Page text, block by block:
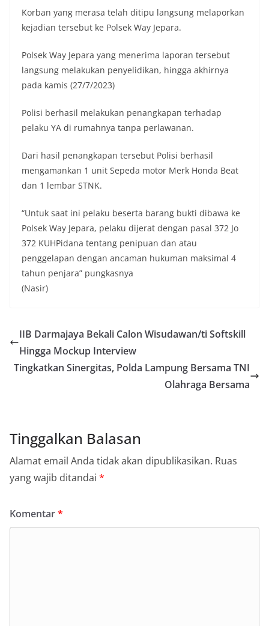
Korban yang merasa telah ditipu langsung melaporkan
kejadian tersebut ke Polsek Way Jepara.
Polsek Way Jepara yang menerima laporan tersebut
langsung melakukan penyelidikan, hingga akhirnya
pada kamis (27/7/2023)
Polisi berhasil melakukan penangkapan terhadap
pelaku YA di rumahnya tanpa perlawanan.
Dari hasil penangkapan tersebut Polisi berhasil
mengamankan 1 unit Sepeda motor Merk Honda Beat
dan 1 lembar STNK.
“Untuk saat ini pelaku beserta barang bukti dibawa ke
Polsek Way Jepara, pelaku dijerat dengan pasal 372 Jo
372 KUHPidana tentang penipuan dan atau
penggelapan dengan ancaman hukuman maksimal 4
tahun penjara” pungkasnya
(Nasir)
IIB Darmajaya Bekali Calon Wisudawan/ti Softskill
Hingga Mockup Interview
Tingkatkan Sinergitas, Polda Lampung Bersama TNI
Olahraga Bersama
Tinggalkan Balasan
Alamat email Anda tidak akan dipublikasikan. Ruas
yang wajib ditandai *
Komentar*